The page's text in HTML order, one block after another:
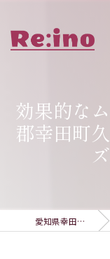
効果的な
郡幸田町
愛知県幸田町の脱毛ならRe:ino